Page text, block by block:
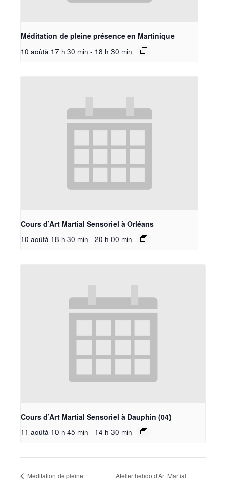
Méditation de pleine présence en Martinique
10 aoûtà 17 h 30 min - 18 h 30 min
Cours d’Art Martial Sensoriel à Orléans
10 aoûtà 18 h 30 min - 20 h 00 min
Cours d’Art Martial Sensoriel à Dauphin (04)
11 aoûtà 10 h 45 min - 14 h 30 min
Méditation de pleine Atelier hebdo d’Art Martial